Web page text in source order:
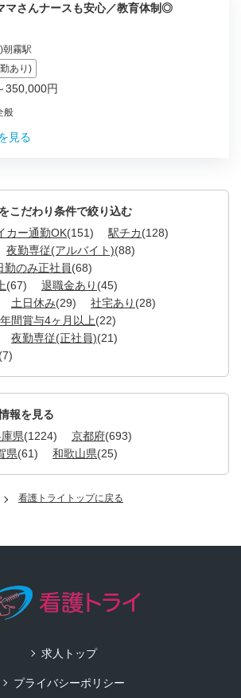
マさんナースも安心／教育体制◎
朝霧駅
あり)
350,000円
般
見る
こだわり条件で絞り込む
カー通勤OK(151) 駅チカ(128)
夜勤専従(アルバイト)(88)
勤のみ正社員(68)
(67) 退職金あり (45)
土日休み(29) 社宅あり (28)
年間賞与4ヶ月以上(22)
夜勤専従(正社員)(21)
(7)
報を見る
県(1224) 京都府(693)
県(61) 和歌山県(25)
看護トライトップに戻る
求人トップ
プライバシーポリシー